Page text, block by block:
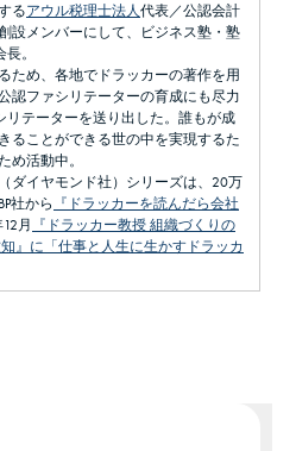
るアウル税理士法人代表／公認会計
設メンバーにして、ビジネス塾・塾
。
ため、各地でドラッカーの著作を用
認ファシリテーターの育成にも尽力
リテーターを送り出した。誰もが成
ることができる世の中を実現するた
め活動中。
（ダイヤモンド社）シリーズは、20万
社から 『ドラッカーを読んだら会社
月 『ドラッカー教授 組織づくりの
』に「仕事と人生に生かすドラッカ